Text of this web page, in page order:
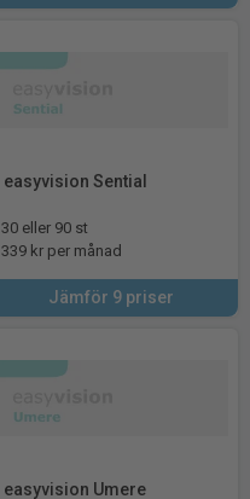
easyvision Sential
30 eller 90 st
339 kr per månad
Jämför 9 priser
easyvision Umere